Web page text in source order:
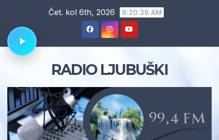
content
Čet. kol 6th, 2026 9:20:39 AM
RADIO LJUBUŠKI